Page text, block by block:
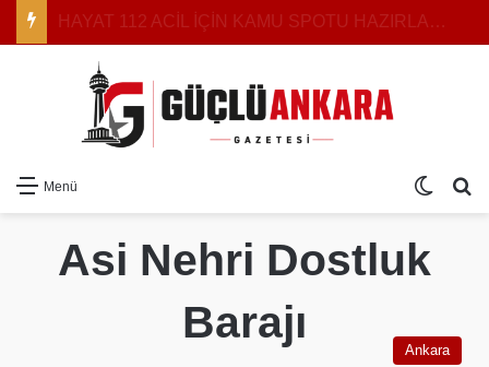
HAYAT 112 ACİL İÇİN KAMU SPOTU HAZIRLANDI: YEREL MEDYAYA YAYIN ÇAĞRISI
Menü Dış
Asi Nehri Dostluk
Barajı
Ankara